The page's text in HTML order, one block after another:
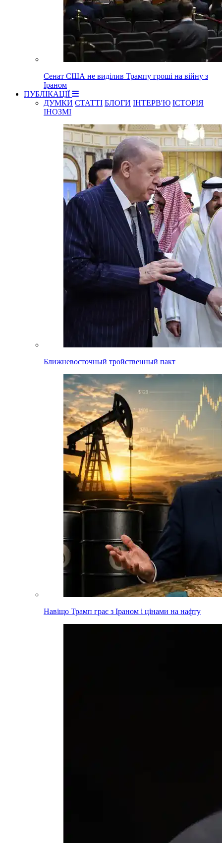
Сенат США не виділив Трампу гроші на війну з
Іраном
ПУБЛІКАЦІЇ
ДУМКИ СТАТТІ БЛОГИ ІНТЕРВ'Ю ІСТОРІЯ
ІНОЗМІ
Ближневосточный тройственный пакт
Навіщо Трамп грає з Іраном і цінами на нафту